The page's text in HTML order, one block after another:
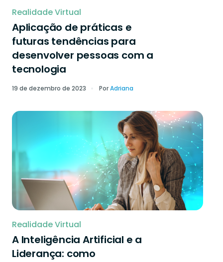
Realidade Virtual
Aplicação de práticas e
futuras tendências para
desenvolver pessoas com a
tecnologia
19 de dezembro de 2023 PorAdriana
Realidade Virtual
A Inteligência Artificial e a
Liderança: como